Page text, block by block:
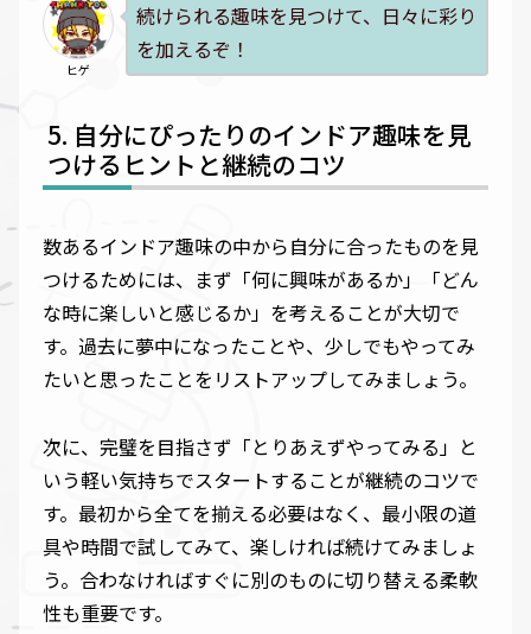
ヒゲ
続けられる趣味を見つけて、日々に彩り
を加えるぞ！
自分にぴったりのインドア趣味を見
つけるヒントと継続のコツ
数あるインドア趣味の中から自分に合ったものを見
つけるためには、まず「何に興味があるか」「どん
な時に楽しいと感じるか」を考えることが大切で
す。過去に夢中になったことや、少しでもやってみ
たいと思ったことをリストアップしてみましょう。
次に、完璧を目指さず「とりあえずやってみる」と
いう軽い気持ちでスタートすることが継続のコツで
す。最初から全てを揃える必要はなく、最小限の道
具や時間で試してみて、楽しければ続けてみましょ
う。合わなければすぐに別のものに切り替える柔軟
性も重要です。